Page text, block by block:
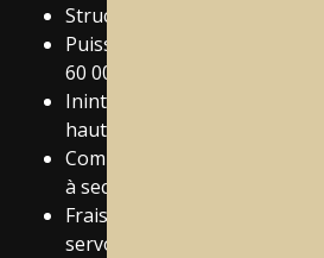
Structure monobloc moulée
Puissance de broche 3,7 kW,
60 000 TR/MIN
Ininterrompu, rapide et
haute performance.
Commutation rapide entre
à sec et humide.
Fraisage simultané sur 5
servomoteurs numériques